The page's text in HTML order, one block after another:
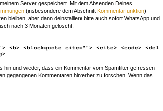
Server gespeichert. Mit dem Absenden Deines
(insbesondere dem Abschnitt Kommentarfunktion)
bleiben, aber dann deinstalliere bitte auch sofort WhatsApp und
nach 3 Monaten gelöscht.
<blockquote cite=""> <cite> <code> <del
und wieder, dass ein Kommentar vom Spamfilter gefressen
gegangenen Kommentaren hinterher zu forschen. Wenn das